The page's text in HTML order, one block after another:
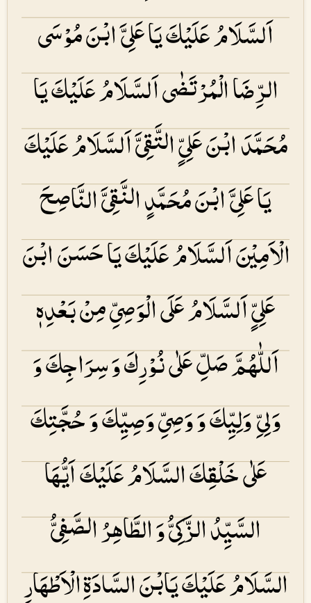
اَلسَّلَامُ عَلَیْكَ یَا عَلِیَّ ابْنَ مُوْسَی
الرِّضَا الْمُرْتَضٰی اَلسَّلَامُ عَلَیْكَ یَا
مُحَمَّدَ ابْنَ عَلِیٍّ التَّقِیَّ اَلسَّلَامُ عَلَیْكَ
یَا عَلِیَّ ابْنَ مُحَمَّدٍ النَّقِیَّ النَّاصِحَ
الْاَمِیْنَ اَلسَّلَامُ عَلَیْكَ یَا حَسَنَ ابْنَ
عَلِیٍّ اَلسَّلَامُ عَلَی الْوَصِیِّ مِنْ بَعْدِهٖ
اَللّٰهُمَّ صَلِّ عَلٰی نُوْرِكَ وَ سِرَاجِكَ وَ
وَلِیِّ وَلِیِّكَ وَ وَصِیِّ وَصِیِّكَ وَ حُجَّتِكَ
عَلٰی خَلْقِكَ السَّلَامُ عَلَیْكَ اَیُّهَا
السَّیِّدُ الزَّكِیُّ وَ الطَّاهِرُ الصَّفِیُّ
السَّلَامُ عَلَیْكَ یَابْنَ السَّادَۃِ الْاَطْهَارِ